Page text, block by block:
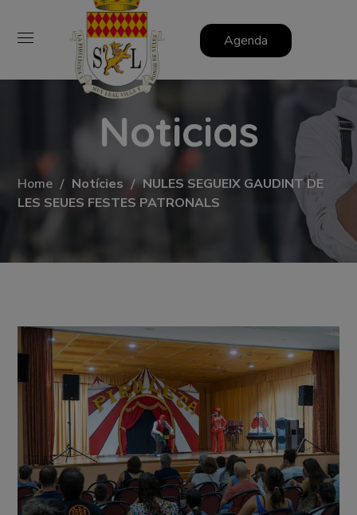
Agenda
Noticias
Home Notícies
NULES SEGUEIX GAUDINT DE
LES SEUES FESTES PATRONALS